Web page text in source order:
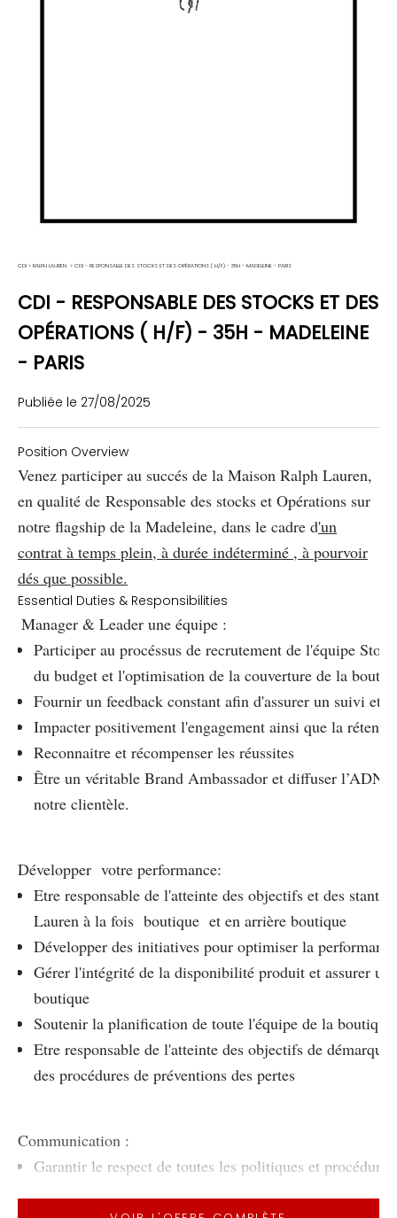
CDI > RALPH LAUREN > CDI - RESPONSABLE DES STOCKS ET DES OPÉRATIONS ( H/F) - 35H - MADELEINE - PARIS
CDI - RESPONSABLE DES STOCKS ET DES
OPÉRATIONS ( H/F) - 35H - MADELEINE
- PARIS
Publiée le 27/08/2025
Position Overview
Venez participer au succés de la Maison Ralph Lauren,
en qualité de Responsable des stocks et Opérations sur
notre flagship de la Madeleine, dans le cadre d'un
contrat à temps plein, à durée indéterminé , à pourvoir
dés que possible.
Essential Duties & Responsibilities
Manager & Leader une équipe :
Participer au procéssus de recrutement de l'équipe
du budget et l'optimisation de la couverture de la
Fournir un feedback constant afin d'assurer un suivi et
Impacter positivement l'engagement ainsi que la
Reconnaitre et récompenser les réussites
Être un véritable Brand Ambassador et diffuser l’ADN
notre clientèle.
Développer votre performance:
Etre responsable de l'atteinte des objectifs et des
Lauren à la fois boutique et en arrière boutique
Développer des initiatives pour optimiser la performance
Gérer l'intégrité de la disponibilité produit et assurer un
boutique
Soutenir la planification de toute l'équipe de la
Etre responsable de l'atteinte des objectifs de
des procédures de préventions des pertes
Communication :
Garantir le respect de toutes les politiques et